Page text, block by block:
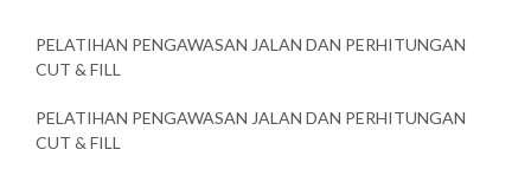
PELATIHAN PENGAWASAN JALAN DAN PERHITUNGAN
CUT & FILL
PELATIHAN PENGAWASAN JALAN DAN PERHITUNGAN
CUT & FILL